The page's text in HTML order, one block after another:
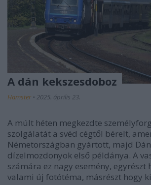
A dán kekszesdoboz
Hamster • 2025. április 23.
A múlt héten megkezdte
szolgálatát a svéd cégtől bérelt,
Németországban gyártott, majd
dízelmozdonyok első példánya. A
számára ez nagy esemény, egyrészt
valami új fotótéma, másrészt hogy